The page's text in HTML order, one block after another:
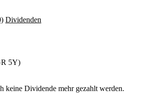
Dividenden
5Y)
keine Dividende mehr gezahlt werden.